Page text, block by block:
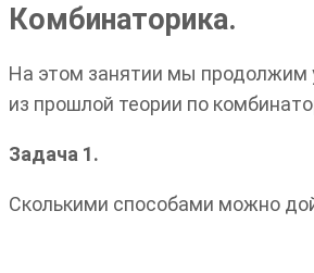
Комбинаторика.
На этом занятии мы продолжим
из прошлой теории по
Задача 1.
Сколькими способами можно